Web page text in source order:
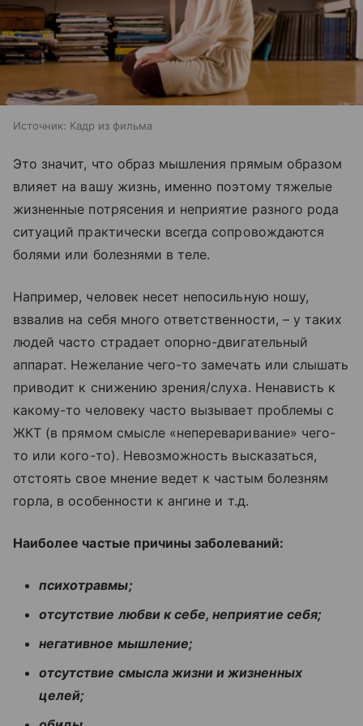
Источник: Кадр из фильма
Это значит, что образ мышления прямым образом
влияет на вашу жизнь, именно поэтому тяжелые
жизненные потрясения и неприятие разного рода
ситуаций практически всегда сопровождаются
болями или болезнями в теле.
Например, человек несет непосильную ношу,
взвалив на себя много ответственности, –у таких
людей часто страдает опорно-двигательный
аппарат. Нежелание чего-то замечать или слышать
приводит к снижению зрения/слуха. Ненависть к
какому-то человеку часто вызывает проблемы с
ЖКТ (в прямом смысле «непереваривание» чего-
то или кого-то). Невозможность высказаться,
отстоять свое мнение ведет к частым болезням
горла, в особенности к ангине и т.д.
Наиболее частые причины заболеваний:
психотравмы;
отсутствие любви к себе, неприятие себя;
негативное мышление;
отсутствие смысла жизни и жизненных
целей;